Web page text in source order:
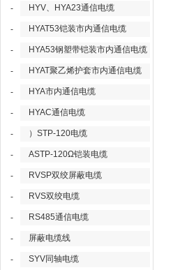
- HYV、HYA23通信电缆
- HYAT53铠装市内通信电缆
- HYA53钢塑带铠装市内通信电缆
- HYAT聚乙烯护套市内通信电缆
- HYA市内通信电缆
- HYAC通信电缆
- ）STP-120电缆
- ASTP-120Ω铠装电缆
- RVSP双绞屏蔽电缆
- RVS双绞电缆
- RS485通信电缆
- 屏蔽电缆线
- SYV同轴电缆